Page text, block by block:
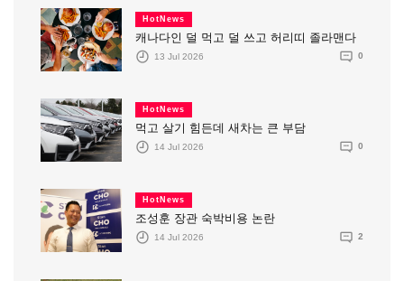
HotNews
캐나다인 덜 먹고 덜 쓰고 허리띠 졸라맨다
13 Jul 2026 0
HotNews
먹고 살기 힘든데 새차는 큰 부담
14 Jul 2026 0
HotNews
조성훈 장관 숙박비용 논란
14 Jul 2026 2